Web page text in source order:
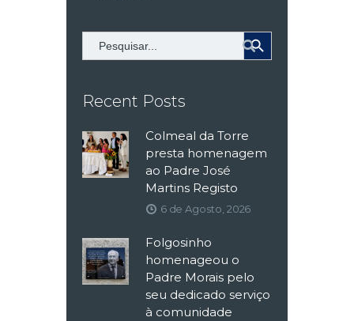
Search Search Button
Recent Posts
Colmeal da Torre
presta homenagem
ao Padre José
Martins Registo
6 de Agosto, 2026
Folgosinho
homenageou o
Padre Morais pelo
seu dedicado serviço
à comunidade